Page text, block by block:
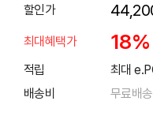
할인가
최대혜택가
18%
적립 최대
배송비 무료배송